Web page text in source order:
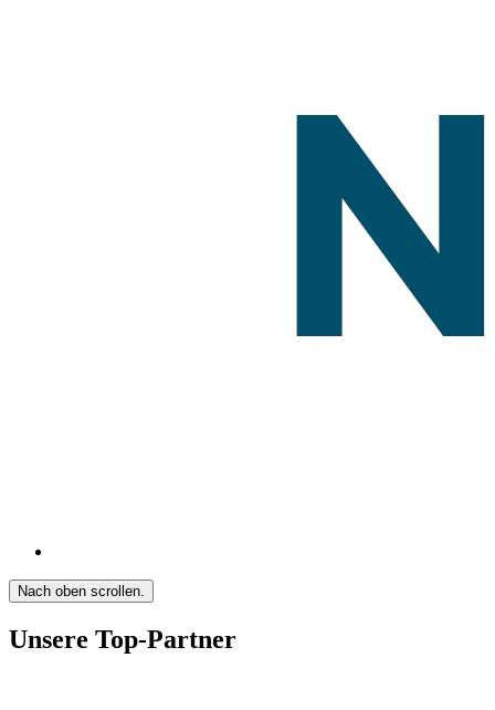
Nach oben scrollen.
Unsere Top-Partner